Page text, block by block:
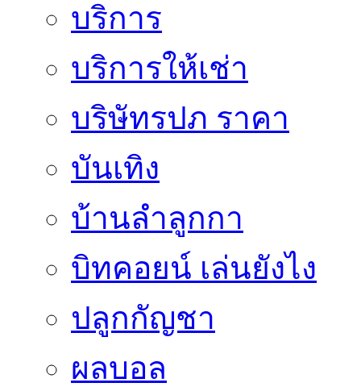
บริการ
บริการให้เช่า
บริษัทรปภ ราคา
บันเทิง
บ้านลำลูกกา
บิทคอยน์ เล่นยังไง
ปลูกกัญชา
ผลบอล